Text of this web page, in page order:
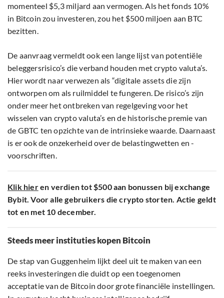
momenteel $5,3 miljard aan vermogen. Als het fonds 10%
in Bitcoin zou investeren, zou het $500 miljoen aan BTC
bezitten.
De aanvraag vermeldt ook een lange lijst van potentiële
beleggersrisico’s die verband houden met crypto valuta’s.
Hier wordt naar verwezen als “digitale assets die zijn
ontworpen om als ruilmiddel te fungeren. De risico’s zijn
onder meer het ontbreken van regelgeving voor het
wisselen van crypto valuta’s en de historische premie van
de GBTC ten opzichte van de intrinsieke waarde. Daarnaast
is er ook de onzekerheid over de belastingwetten en -
voorschriften.
Klik hieren verdien tot $500 aan bonussen bij exchange
Bybit. Voor alle gebruikers die crypto storten. Actie geldt
tot en met 10 december.
Steeds meer instituties kopen Bitcoin
De stap van Guggenheim lijkt deel uit te maken van een
reeks investeringen die duidt op een toegenomen
acceptatie van de Bitcoin door grote financiële instellingen.